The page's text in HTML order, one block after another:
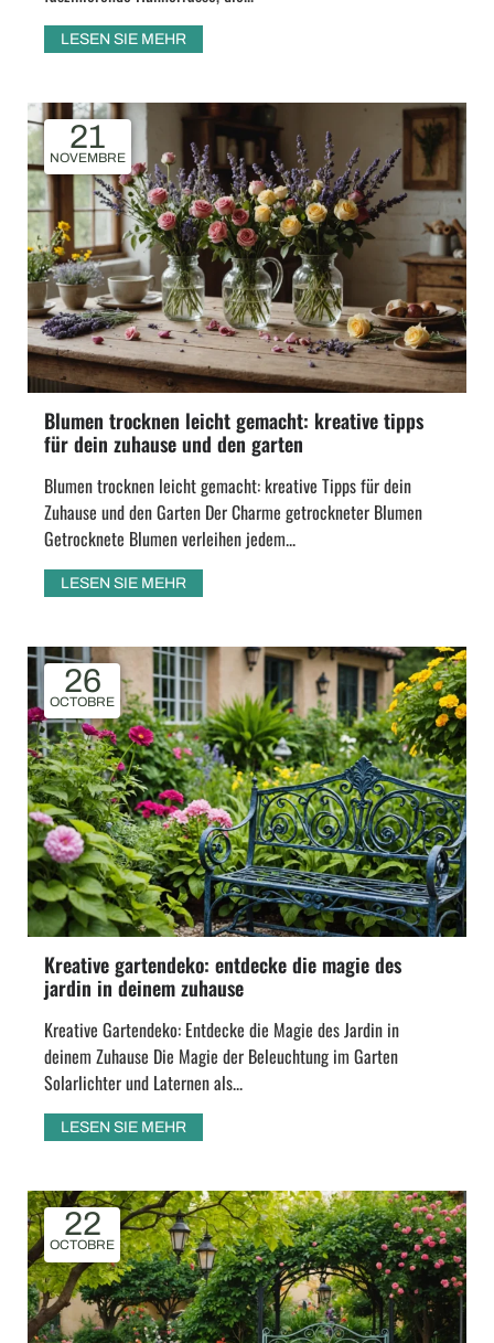
LESEN SIE MEHR
21
NOVEMBRE
Blumen trocknen leicht gemacht: kreative tipps
für dein zuhause und den garten
Blumen trocknen leicht gemacht: kreative Tipps für dein
Zuhause und den Garten Der Charme getrockneter Blumen
Getrocknete Blumen verleihen jedem...
LESEN SIE MEHR
26
OCTOBRE
Kreative gartendeko: entdecke die magie des
jardin in deinem zuhause
Kreative Gartendeko: Entdecke die Magie des Jardin in
deinem Zuhause Die Magie der Beleuchtung im Garten
Solarlichter und Laternen als...
LESEN SIE MEHR
22
OCTOBRE